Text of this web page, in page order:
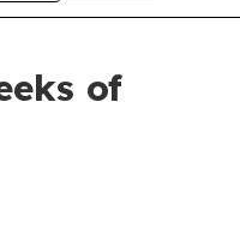
of